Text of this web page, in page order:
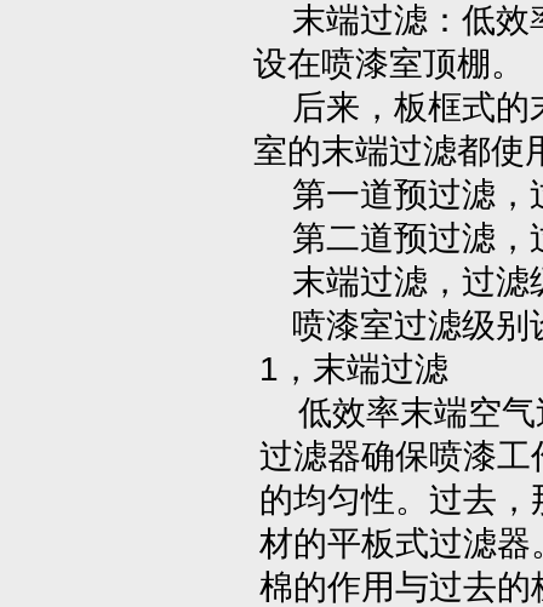
末端过滤：低效
设在喷漆室顶棚。
后来，板框式的
室的末端过滤都使
第一道预过滤，
第二道预过滤，
末端过滤，过滤
喷漆室过滤级别
1，末端过滤
低效率末端空气
过滤器确保喷漆
的均匀性。过去
材的平板式过滤
棉的作用与过去